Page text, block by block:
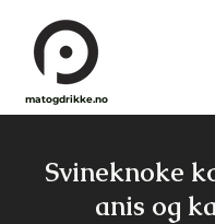
matogdrikke.no
Svineknoke
anis og